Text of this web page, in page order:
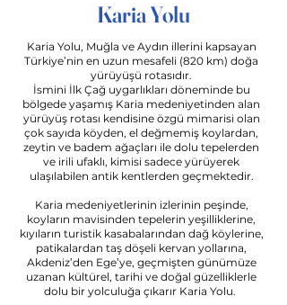
Karia Yolu
Karia Yolu, Muğla ve Aydın illerini kapsayan
Türkiye’nin en uzun mesafeli (820 km) doğa
yürüyüşü rotasıdır.
İsmini İlk Çağ uygarlıkları döneminde bu
bölgede yaşamış Karia medeniyetinden alan
yürüyüş rotası kendisine özgü mimarisi olan
çok sayıda köyden, el değmemiş koylardan,
zeytin ve badem ağaçları ile dolu tepelerden
ve irili ufaklı, kimisi sadece yürüyerek
ulaşılabilen antik kentlerden geçmektedir.
Karia medeniyetlerinin izlerinin peşinde,
koyların mavisinden tepelerin yeşilliklerine,
kıyıların turistik kasabalarından dağ köylerine,
patikalardan taş döşeli kervan yollarına,
Akdeniz’den Ege’ye, geçmişten günümüze
uzanan kültürel, tarihi ve doğal güzelliklerle
dolu bir yolculuğa çıkarır Karia Yolu.